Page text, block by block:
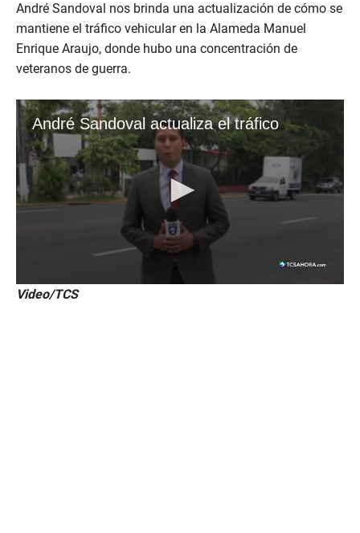
André Sandoval nos brinda una actualización de cómo se
mantiene el tráfico vehicular en la Alameda Manuel
Enrique Araujo, donde hubo una concentración de
veteranos de guerra.
Video/TCS